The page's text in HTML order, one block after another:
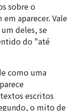
sobre o
aparecer. Vale
deles, se
do "até
como uma
escritos
o mito de